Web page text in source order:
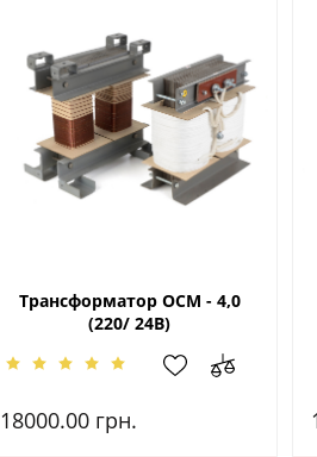
Трансформатор ОСМ - 4,0
(220/ 24В)
18000.00 грн.